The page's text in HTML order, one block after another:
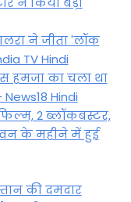
ने जीता 'लॉक
TV Hindi
हमजा का चला था
Hindi
2 ब्लॉकबस्टर,
के महीने में हुई
की दमदार